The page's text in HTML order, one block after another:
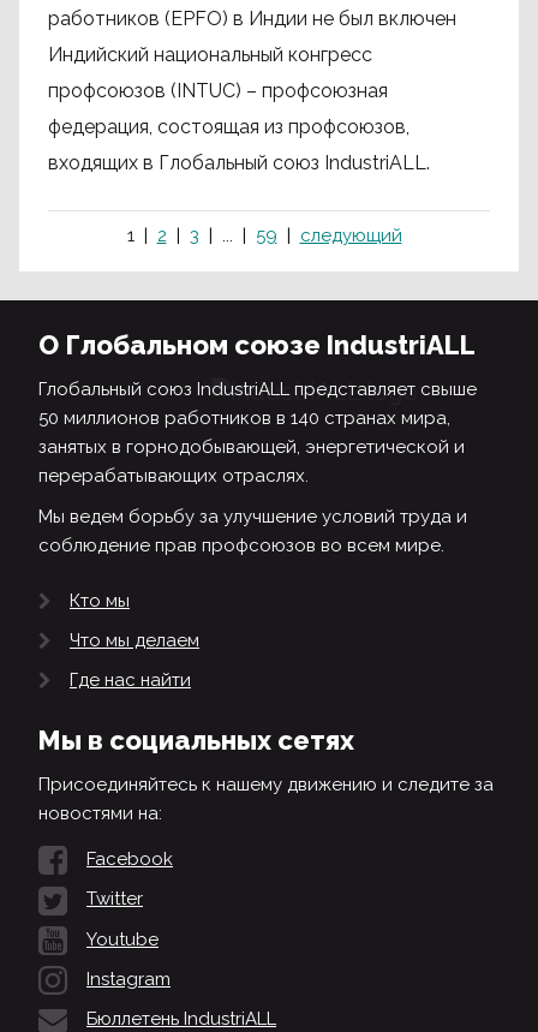
работников (EPFO) в Индии не был включен
Индийский национальный конгресс
профсоюзов (INTUC) – профсоюзная
федерация, состоящая из профсоюзов,
входящих в Глобальный союз IndustriALL.
1 2 3 ... 59 следующий
О Глобальном союзе IndustriALL
Глобальный союз IndustriALL представляет свыше
50 миллионов работников в 140 странах мира,
занятых в горнодобывающей, энергетической и
перерабатывающих отраслях.
Мы ведем борьбу за улучшение условий труда и
соблюдение прав профсоюзов во всем мире.
Кто мы
Что мы делаем
Где нас найти
Мы в социальных сетях
Присоединяйтесь к нашему движению и следите за
новостями на:
Facebook
Twitter
Youtube
Instagram
Бюллетень IndustriALL